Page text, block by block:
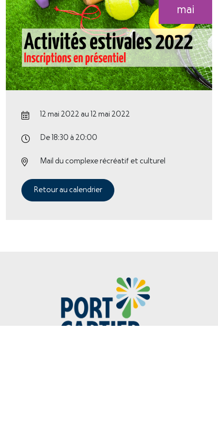
mai
12 mai 2022 au 12 mai 2022
De 18:30 à 20:00
Mail du complexe récréatif et culturel
Retour au calendrier